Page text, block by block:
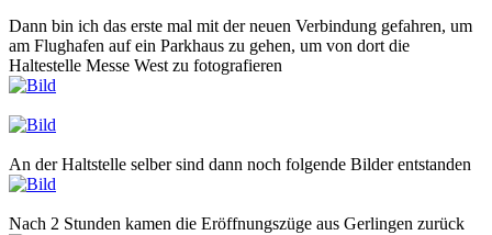
Dann bin ich das erste mal mit der neuen Verbindung gefahren, um
am Flughafen auf ein Parkhaus zu gehen, um von dort die
Haltestelle Messe West zu fotografieren
An der Haltstelle selber sind dann noch folgende Bilder entstanden
Nach 2 Stunden kamen die Eröffnungszüge aus Gerlingen zurück